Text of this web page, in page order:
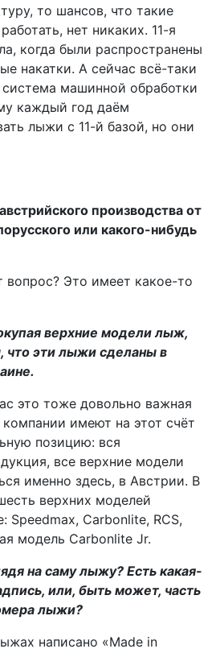
то шансов, что такие
нет никаких. 11-я
когда были распространены
накатки. А сейчас всё-таки
машинной обработки
каждый год даём
лыжи с 11-й базой, но они
производства от
или какого-нибудь
Это имеет какое-то
верхние модели лыж,
что эти лыжи сделаны в
это тоже довольно важная
имеют на этот счёт
позицию: вся
все верхние модели
именно здесь, в Австрии. В
верхних моделей
Speedmax, Carbonlite, RCS,
модель Carbonlite Jr.
на саму лыжу? Есть какая-
или, быть может, часть
лыжи?
написано «Made in